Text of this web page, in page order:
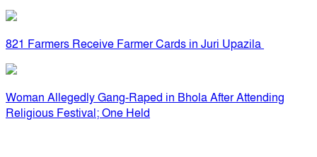
821 Farmers Receive Farmer Cards in Juri Upazila
Woman Allegedly Gang-Raped in Bhola After Attending
Religious Festival; One Held